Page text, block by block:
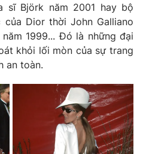
English
hình Việt Nam
sĩ Björk năm 2001 hay bộ
Dior thời John Galliano
1999... Đó là những đại
khỏi lối mòn của sự trang
an toàn.